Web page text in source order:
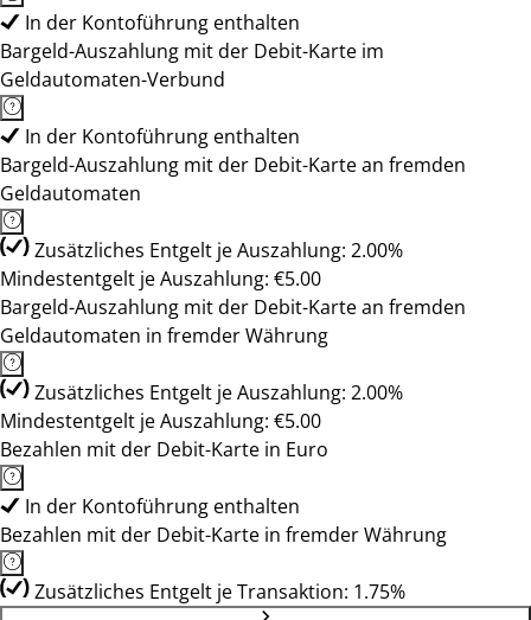
In der Kontoführung enthalten
Bargeld-Auszahlung mit der Debit-Karte im
Geldautomaten-Verbund
In der Kontoführung enthalten
Bargeld-Auszahlung mit der Debit-Karte an fremden
Geldautomaten
Zusätzliches Entgelt je Auszahlung: 2.00%
Mindestentgelt je Auszahlung: €5.00
Bargeld-Auszahlung mit der Debit-Karte an fremden
Geldautomaten in fremder Währung
Zusätzliches Entgelt je Auszahlung: 2.00%
Mindestentgelt je Auszahlung: €5.00
Bezahlen mit der Debit-Karte in Euro
In der Kontoführung enthalten
Bezahlen mit der Debit-Karte in fremder Währung
Zusätzliches Entgelt je Transaktion: 1.75%